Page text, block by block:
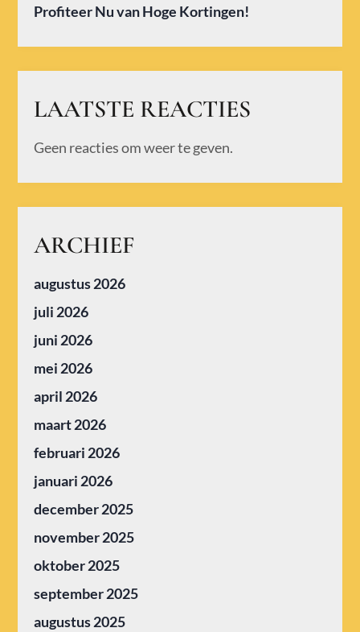
Profiteer Nu van Hoge Kortingen!
LAATSTE REACTIES
Geen reacties om weer te geven.
ARCHIEF
augustus 2026
juli 2026
juni 2026
mei 2026
april 2026
maart 2026
februari 2026
januari 2026
december 2025
november 2025
oktober 2025
september 2025
augustus 2025